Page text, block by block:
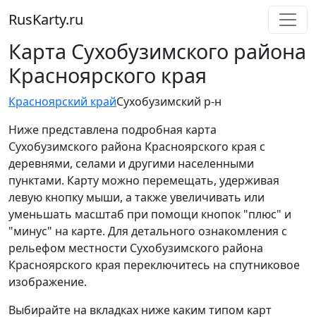
RusKarty.ru
Карта Сухобузимского района
Красноярского края
Красноярский крайСухобузимский р-н
Ниже представлена подробная карта
Сухобузимского района Красноярского края с
деревнями, селами и другими населенными
пунктами. Карту можно перемещать, удерживая
левую кнопку мыши, а также увеличивать или
уменьшать масштаб при помощи кнопок "плюс" и
"минус" на карте. Для детального ознакомления с
рельефом местности Сухобузимского района
Красноярского края переключитесь на спутниковое
изображение.
Выбирайте на вкладках ниже каким типом карт